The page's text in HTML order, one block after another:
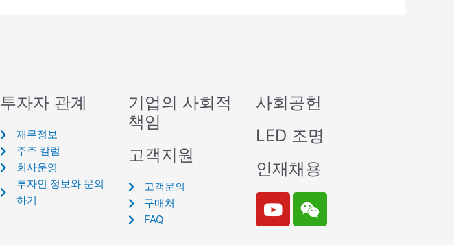
투자자 관계
재무정보
주주 칼럼
회사운영
투자인 정보와 문의
하기
기업의 사회적
책임
고객지원
고객문의
구매처
FAQ
사회공헌
LED 조명
인재채용
Y
o
W
e